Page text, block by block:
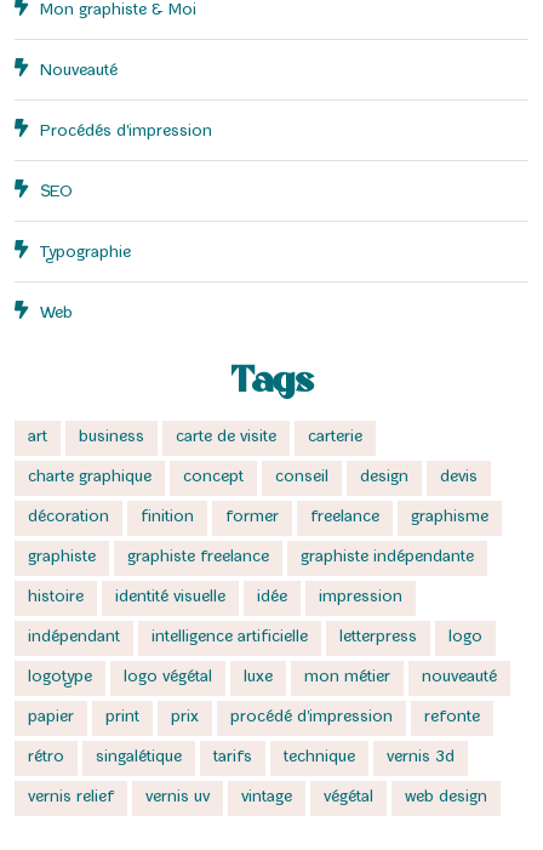
Mon graphiste & Moi
Nouveauté
Procédés d'impression
SEO
Typographie
Web
Tags
art business carte de visite carterie
charte graphique concept conseil design devis
décoration finition former freelance graphisme
graphiste graphiste freelance graphiste indépendante
histoire identité visuelle idée impression
indépendant intelligence artificielle letterpress logo
logotype logo végétal luxe mon métier nouveauté
papier print prix procédé d'impression refonte
rétro singalétique tarifs technique vernis 3d
vernis relief vernis uv vintage végétal web design